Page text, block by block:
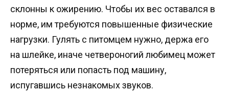
склонны к ожирению. Чтобы их вес оставался в
норме, им требуются повышенные физические
нагрузки. Гулять с питомцем нужно, держа его
на шлейке, иначе четвероногий любимец может
потеряться или попасть под машину,
испугавшись незнакомых звуков.